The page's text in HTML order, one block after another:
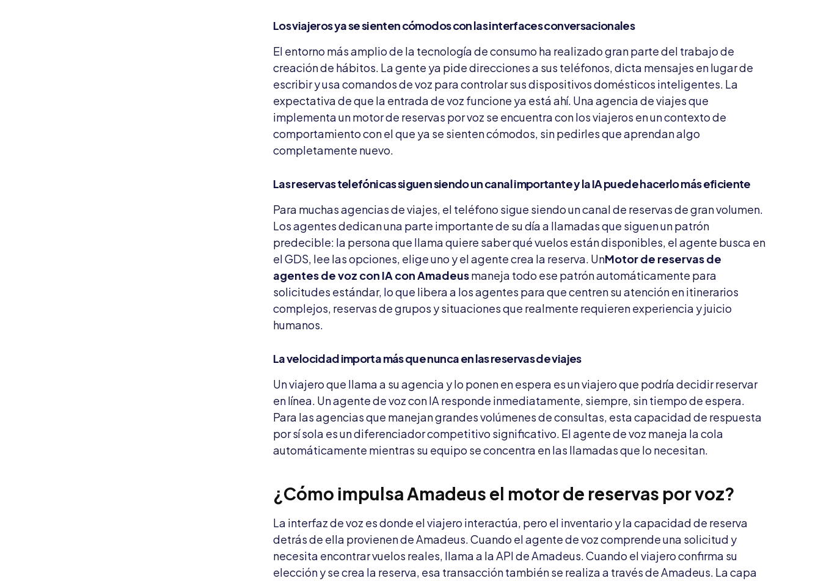
Los viajeros ya se sienten cómodos con las interfaces conversacionales
El entorno más amplio de la tecnología de consumo ha realizado gran parte del trabajo de
creación de hábitos. La gente ya pide direcciones a sus teléfonos, dicta mensajes en lugar de
escribir y usa comandos de voz para controlar sus dispositivos domésticos inteligentes. La
expectativa de que la entrada de voz funcione ya está ahí. Una agencia de viajes que
implementa un motor de reservas por voz se encuentra con los viajeros en un contexto de
comportamiento con el que ya se sienten cómodos, sin pedirles que aprendan algo
completamente nuevo.
Las reservas telefónicas siguen siendo un canal importante y la IA puede hacerlo más eficiente
Para muchas agencias de viajes, el teléfono sigue siendo un canal de reservas de gran volumen.
Los agentes dedican una parte importante de su día a llamadas que siguen un patrón
predecible: la persona que llama quiere saber qué vuelos están disponibles, el agente busca en
el GDS, lee las opciones, elige uno y el agente crea la reserva. UnMotor de reservas de
agentes de voz con IA con Amadeusmaneja todo ese patrón automáticamente para
solicitudes estándar, lo que libera a los agentes para que centren su atención en itinerarios
complejos, reservas de grupos y situaciones que realmente requieren experiencia y juicio
humanos.
La velocidad importa más que nunca en las reservas de viajes
Un viajero que llama a su agencia y lo ponen en espera es un viajero que podría decidir reservar
en línea. Un agente de voz con IA responde inmediatamente, siempre, sin tiempo de espera.
Para las agencias que manejan grandes volúmenes de consultas, esta capacidad de respuesta
por sí sola es un diferenciador competitivo significativo. El agente de voz maneja la cola
automáticamente mientras su equipo se concentra en las llamadas que lo necesitan.
¿Cómo impulsa Amadeus el motor de reservas por voz?
La interfaz de voz es donde el viajero interactúa, pero el inventario y la capacidad de reserva
detrás de ella provienen de Amadeus. Cuando el agente de voz comprende una solicitud y
necesita encontrar vuelos reales, llama a la API de Amadeus. Cuando el viajero confirma su
elección y se crea la reserva, esa transacción también se realiza a través de Amadeus. La capa